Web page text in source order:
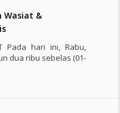
Wasiat &
Pada hari ini, Rabu,
dua ribu sebelas (01-